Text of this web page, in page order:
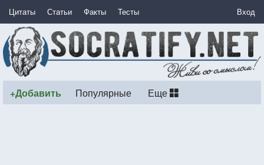
Цитаты Статьи Факты Тесты Вход
+Добавить Популярные Еще